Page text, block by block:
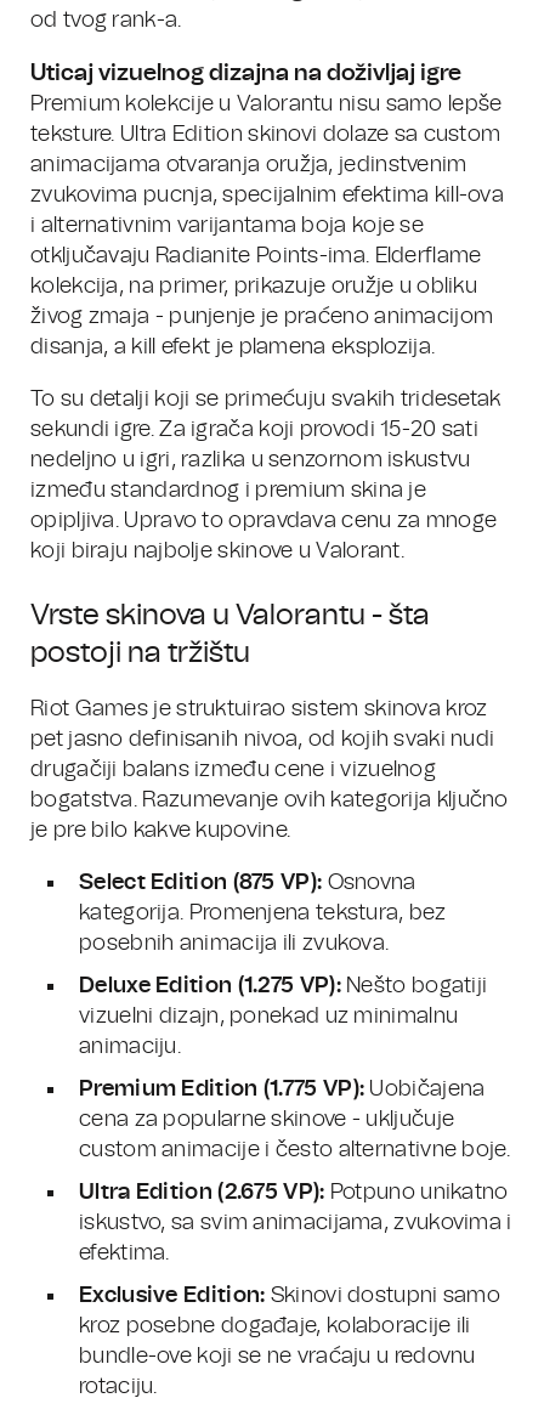
od tvog rank-a.
Uticaj vizuelnog dizajna na doživljaj igre
Premium kolekcije u Valorantu nisu samo lepše
teksture. Ultra Edition skinovi dolaze sa custom
animacijama otvaranja oružja, jedinstvenim
zvukovima pucnja, specijalnim efektima kill-ova
i alternativnim varijantama boja koje se
otključavaju Radianite Points-ima. Elderflame
kolekcija, na primer, prikazuje oružje u obliku
živog zmaja - punjenje je praćeno animacijom
disanja, a kill efekt je plamena eksplozija.
To su detalji koji se primećuju svakih tridesetak
sekundi igre. Za igrača koji provodi 15-20 sati
nedeljno u igri, razlika u senzornom iskustvu
između standardnog i premium skina je
opipljiva. Upravo to opravdava cenu za mnoge
koji biraju najbolje skinove u Valorant.
Vrste skinova u Valorantu - šta
postoji na tržištu
Riot Games je struktuirao sistem skinova kroz
pet jasno definisanih nivoa, od kojih svaki nudi
drugačiji balans između cene i vizuelnog
bogatstva. Razumevanje ovih kategorija ključno
je pre bilo kakve kupovine.
Select Edition (875 VP): Osnovna
kategorija. Promenjena tekstura, bez
posebnih animacija ili zvukova.
Deluxe Edition (1.275 VP):Nešto bogatiji
vizuelni dizajn, ponekad uz minimalnu
animaciju.
Premium Edition (1.775 VP): Uobičajena
cena za popularne skinove - uključuje
custom animacije i često alternativne boje.
Ultra Edition (2.675 VP): Potpuno unikatno
iskustvo, sa svim animacijama, zvukovima i
efektima.
Exclusive Edition: Skinovi dostupni samo
kroz posebne događaje, kolaboracije ili
bundle-ove koji se ne vraćaju u redovnu
rotaciju.